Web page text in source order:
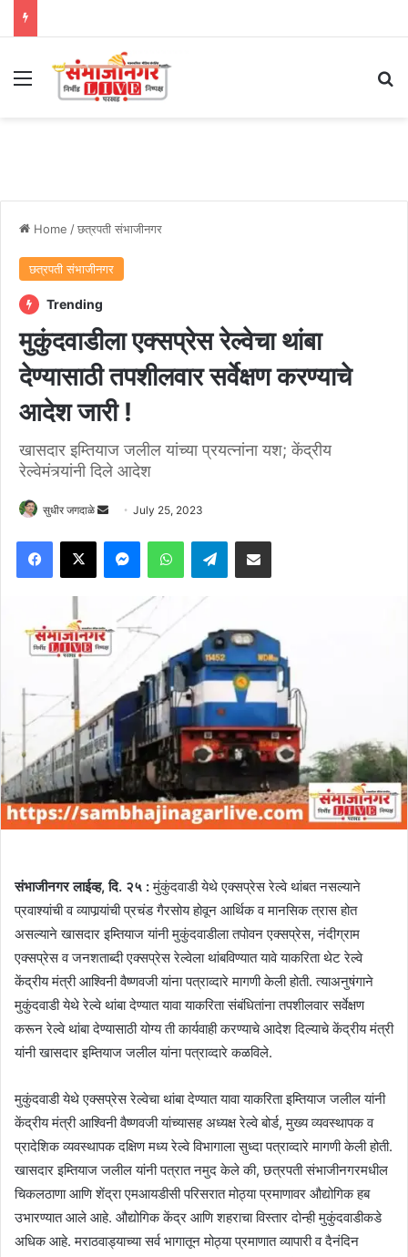
Menu
Home /छत्रपती संभाजीनगर
छत्रपती संभाजीनगर
Trending
मुकुंदवाडीला एक्सप्रेस रेल्वेचा थांबा
देण्यासाठी तपशीलवार सर्वेक्षण करण्याचे
आदेश जारी !
खासदार इम्तियाज जलील यांच्या प्रयत्नांना यश; केंद्रीय
रेल्वेमंत्र्यांनी दिले आदेश
सुधीर जगदाळे
Send
email
July 25, 2023
Facebook
X MessengerWhatsAppTelegramShare via Email
संभाजीनगर लाईव्ह, दि. २५ :मुंकुंदवाडी येथे एक्सप्रेस रेल्वे थांबत नसल्याने
प्रवाश्यांची व व्यापार्‍यांची प्रचंड गैरसोय होवून आर्थिक व मानसिक त्रास होत
असल्याने खासदार इम्तियाज यांनी मुकुंदवाडीला तपोवन एक्सप्रेस, नंदीग्राम
एक्सप्रेस व जनशताब्दी एक्सप्रेस रेल्वेला थांबविण्यात यावे याकरिता थेट रेल्वे
केंद्रीय मंत्री आश्विनी वैष्णवजी यांना पत्राव्दारे मागणी केली होती. त्याअनुषंगाने
मुकुंदवाडी येथे रेल्वे थांबा देण्यात यावा याकरिता संबंधितांना तपशीलवार सर्वेक्षण
करून रेल्वे थांबा देण्यासाठी योग्य ती कार्यवाही करण्याचे आदेश दिल्याचे केंद्रीय मंत्री
यांनी खासदार इम्तियाज जलील यांना पत्राव्दारे कळविले.
मुकुंदवाडी येथे एक्सप्रेस रेल्वेचा थांबा देण्यात यावा याकरिता इम्तियाज जलील यांनी
केंद्रीय मंत्री आश्विनी वैष्णवजी यांच्यासह अध्यक्ष रेल्वे बोर्ड, मुख्य व्यवस्थापक व
प्रादेशिक व्यवस्थापक दक्षिण मध्य रेल्वे विभागाला सुध्दा पत्राव्दारे मागणी केली होती.
खासदार इम्तियाज जलील यांनी पत्रात नमुद केले की, छत्रपती संभाजीनगरमधील
चिकलठाणा आणि शेंद्रा एमआयडीसी परिसरात मोठ्या प्रमाणावर औद्योगिक हब
उभारण्यात आले आहे. औद्योगिक केंद्र आणि शहराचा विस्तार दोन्ही मुकुंदवाडीकडे
अधिक आहे. मराठवाड्याच्या सर्व भागातून मोठ्या प्रमाणात व्यापारी व दैनंदिन